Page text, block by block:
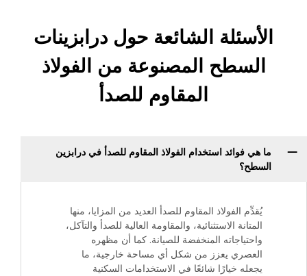
الأسئلة الشائعة حول درابزينات
السطح المصنوعة من الفولاذ
المقاوم للصدأ
ما هي فوائد استخدام الفولاذ المقاوم للصدأ في درابزين
السطح؟
يُقدِّم الفولاذ المقاوم للصدأ العديد من المزايا، منها
المتانة الاستثنائية، والمقاومة العالية للصدأ والتآكل،
واحتياجاته المنخفضة للصيانة. كما أن مظهره
العصري يعزز من شكل أي مساحة خارجية، ما
يجعله خيارًا شائعًا في الاستخدامات السكنية